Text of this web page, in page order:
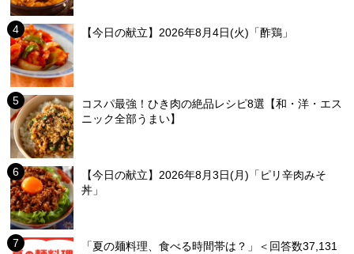
【今日の献立】2026年8月4日(火)「酢鶏」
コスパ最強！ひき肉の絶品レシピ8選【和・洋・エス
ニック全部うまい】
【今日の献立】2026年8月3日(月)「ピリ辛肉みそ
丼」
「夏の麺料理、食べる時間帯は？」＜回答数37,131